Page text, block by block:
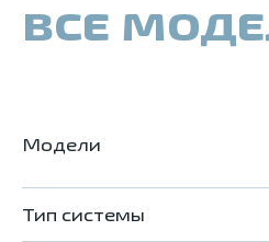
ВСЕ
Модели
Тип системы